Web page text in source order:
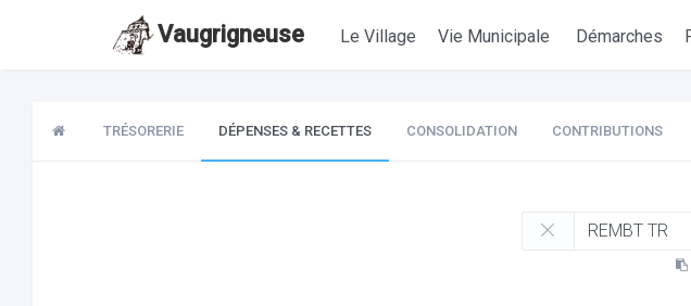
Vaugrigneuse Le Village Vie Municipale Démarches
TRÉSORERIE DÉPENSES & RECETTES CONSOLIDATION CONTRIBUTIONS